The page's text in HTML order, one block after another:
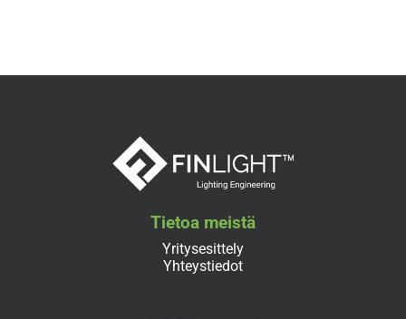
Tietoa meistä
Yritysesittely
Yhteystiedot